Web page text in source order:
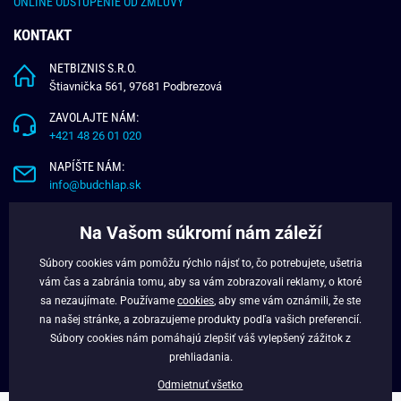
KONTAKT
NETBIZNIS S.R.O.
Štiavnička 561, 97681 Podbrezová
ZAVOLAJTE NÁM:
+421 48 26 01 020
NAPÍŠTE NÁM:
info@budchlap.sk
VERNOSTNÝ PROGRAM
FACEBOOK
Na Vašom súkromí nám záleží
Súbory cookies vám pomôžu rýchlo nájsť to, čo potrebujete, ušetria
vám čas a zabránia tomu, aby sa vám zobrazovali reklamy, o ktoré
sa nezaujímate. Používame cookies , aby sme vám oznámili, že ste
na našej stránke, a zobrazujeme produkty podľa vašich preferencií.
Súbory cookies nám pomáhajú zlepšiť váš vylepšený zážitok z
prehliadania.
Odmietnuť všetko